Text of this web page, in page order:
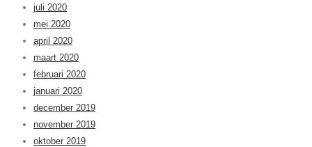
juli 2020
mei 2020
april 2020
maart 2020
februari 2020
januari 2020
december 2019
november 2019
oktober 2019